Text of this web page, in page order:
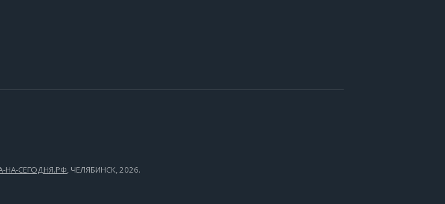
НА-СЕГОДНЯ.РФ, ЧЕЛЯБИНСК, 2026.